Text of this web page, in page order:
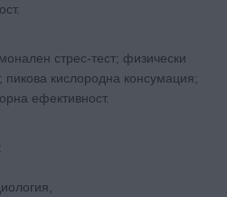
стрес-тест; физически
пикова кислородна консумация;
ефективност.